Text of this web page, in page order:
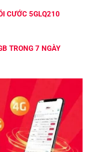
CƯỚC 5GLQ210
TRONG 7 NGÀY